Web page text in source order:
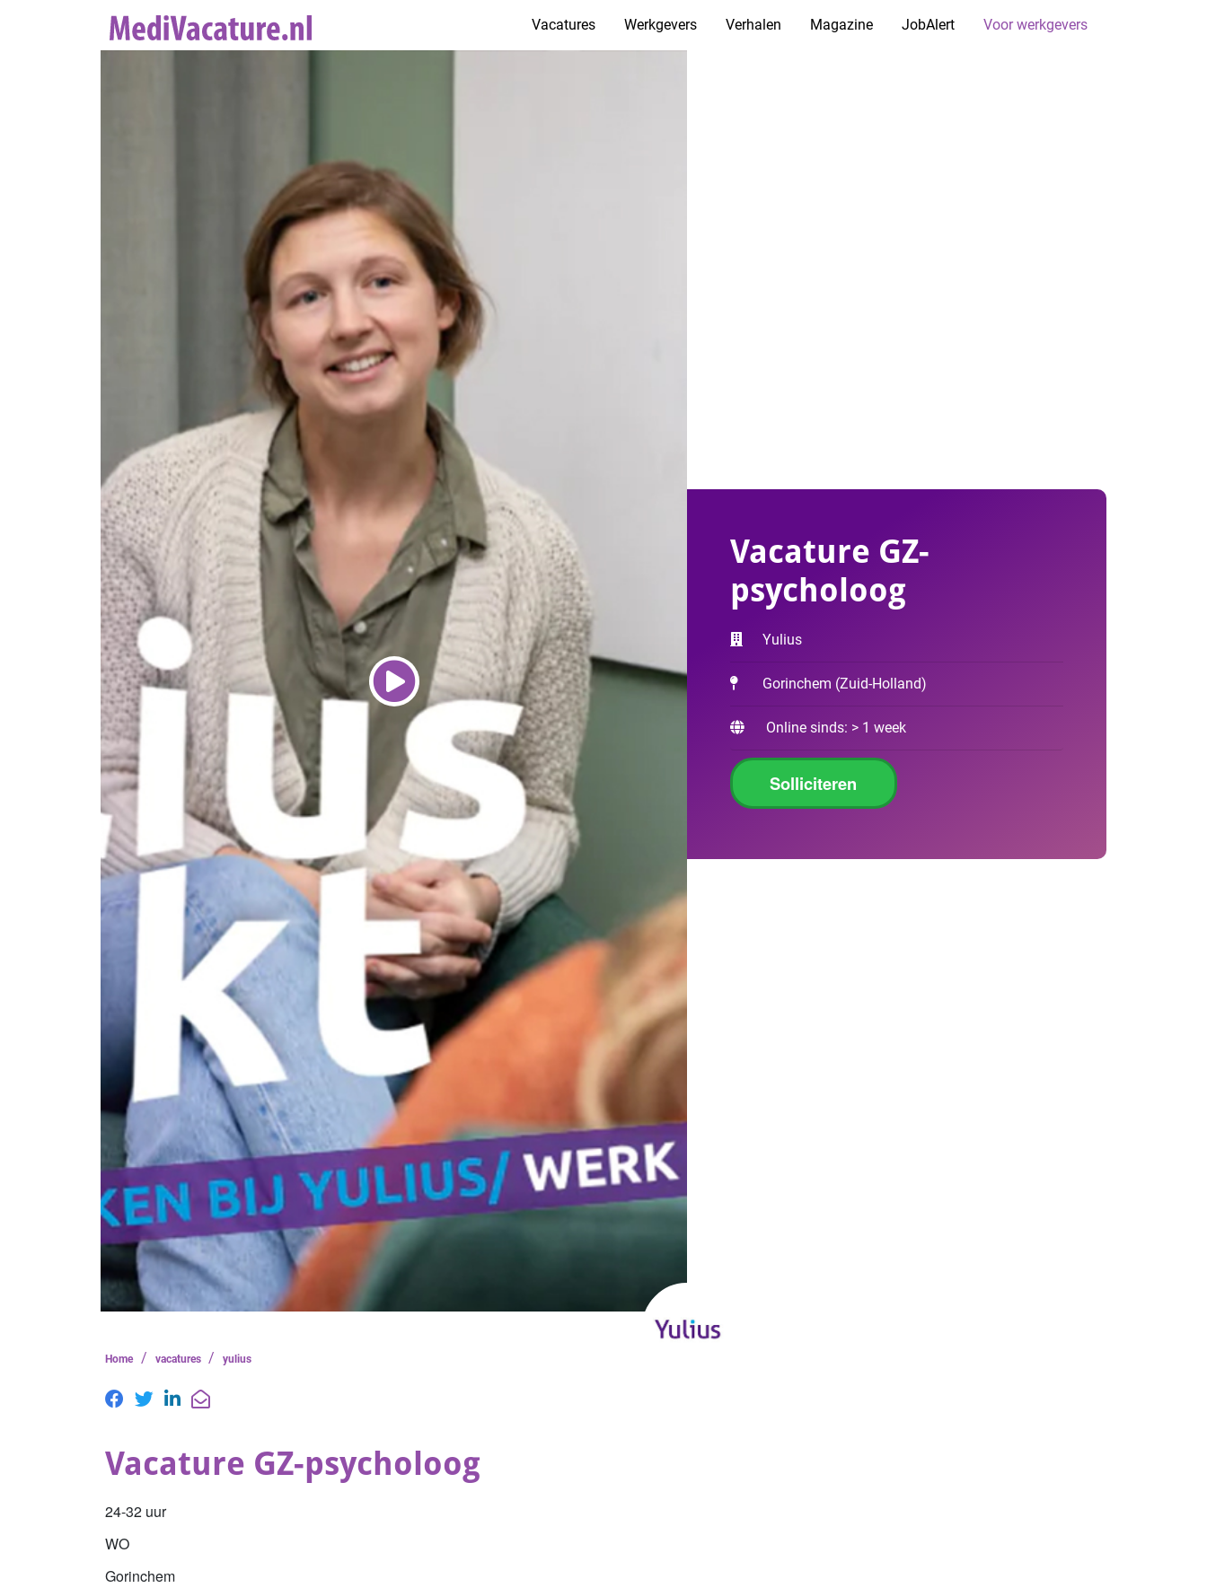
Vacatures Werkgevers Verhalen Magazine JobAlert Voor werkgevers
Vacature GZ-
psycholoog
Yulius
Gorinchem (Zuid-Holland)
Online sinds: > 1 week
Solliciteren
Home / vacatures / yulius
Vacature GZ-psycholoog
24-32 uur
WO
Gorinchem